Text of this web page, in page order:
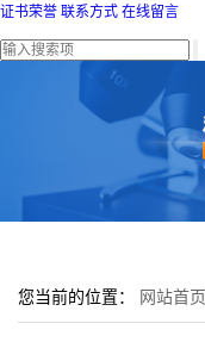
证书荣誉 联系方式 在线留言
您当前的位置： 网站首页